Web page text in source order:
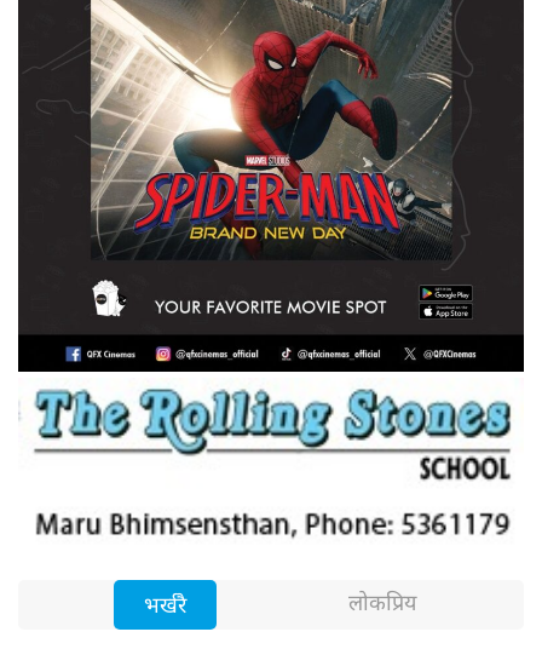
भर्खरै लोकप्रिय